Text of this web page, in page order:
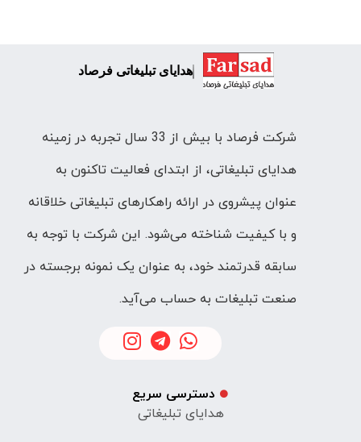
هدایای تبلیغاتی فرصاد
شرکت فرصاد با بیش از 33 سال تجربه در زمینه
هدایای تبلیغاتی، از ابتدای فعالیت تاکنون به
عنوان پیشروی در ارائه راهکارهای تبلیغاتی خلاقانه
و با کیفیت شناخته می‌شود. این شرکت با توجه به
سابقه قدرتمند خود، به عنوان یک نمونه برجسته در
صنعت تبلیغات به حساب می‌آید.
دسترسی سریع
هدایای تبلیغاتی